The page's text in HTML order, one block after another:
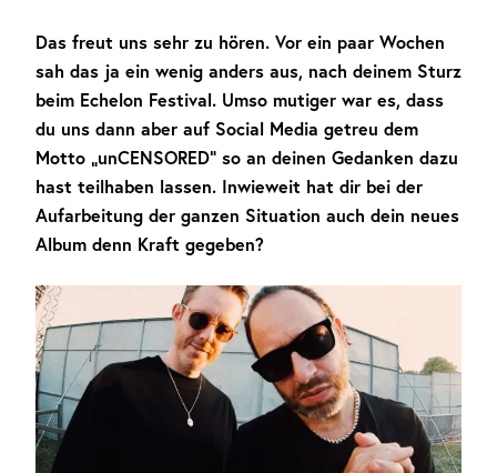
Das freut uns sehr zu hören. Vor ein paar Wochen
sah das ja ein wenig anders aus, nach deinem Sturz
beim Echelon Festival. Umso mutiger war es, dass
du uns dann aber auf Social Media getreu dem
Motto „unCENSORED“ so an deinen Gedanken dazu
hast teilhaben lassen. Inwieweit hat dir bei der
Aufarbeitung der ganzen Situation auch dein neues
Album denn Kraft gegeben?